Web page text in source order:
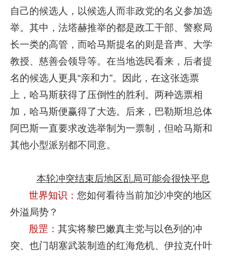
自己的候选人，以候选人而非政党的名义参加选
举。其中，法塔赫推举的都是政工干部、警察局
长一类的高管，而哈马斯提名的则是音声、大学
教授、慈善会领导等。在当地选民看来，后者提
名的候选人更具“亲和力”。因此，在这张选票
上，哈马斯获得了压倒性的胜利。两种选票相
加，哈马斯便赢得了大选。后来，巴勒斯坦总体
阿巴斯一直要求改选举制为一票制，但哈马斯和
其他小型派别都不同意。
本轮冲突结束后地区乱局可能会很快平息
世界知识：您如何看待当前加沙冲突的地区
外溢局势？
殷罡：其实将黎巴嫩真主党与以色列的冲
突、也门胡塞武装制造的红海危机、伊拉克什叶